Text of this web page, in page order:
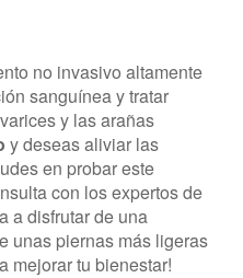
no invasivo altamente
sanguínea y tratar
y las arañas
y deseas aliviar las
en probar este
con los expertos de
a disfrutar de una
unas piernas más ligeras
mejorar tu bienestar!